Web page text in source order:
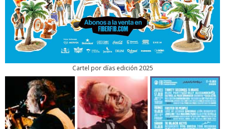
Cartel por días edición 2025